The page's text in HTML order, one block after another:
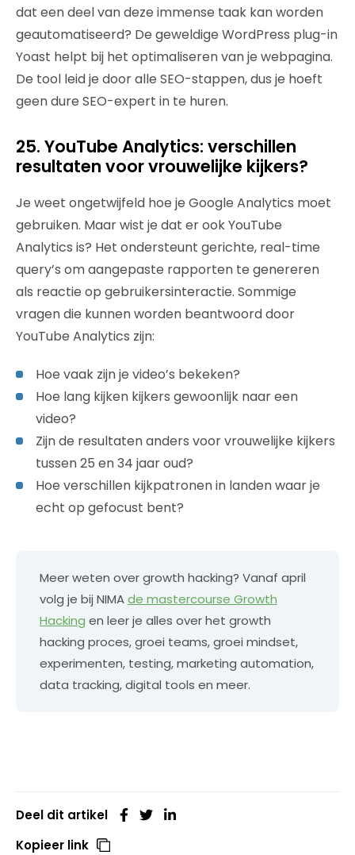
dat een deel van deze immense taak kan worden
geautomatiseerd? De geweldige WordPress plug-in
Yoast helpt bij het optimaliseren van je webpagina.
De tool leid je door alle SEO-stappen, dus je hoeft
geen dure SEO-expert in te huren.
25. YouTube Analytics: verschillen
resultaten voor vrouwelijke kijkers?
Je weet ongetwijfeld hoe je Google Analytics moet
gebruiken. Maar wist je dat er ook YouTube
Analytics is? Het ondersteunt gerichte, real-time
query’s om aangepaste rapporten te genereren
als reactie op gebruikersinteractie. Sommige
vragen die kunnen worden beantwoord door
YouTube Analytics zijn:
Hoe vaak zijn je video’s bekeken?
Hoe lang kijken kijkers gewoonlijk naar een
video?
Zijn de resultaten anders voor vrouwelijke kijkers
tussen 25 en 34 jaar oud?
Hoe verschillen kijkpatronen in landen waar je
echt op gefocust bent?
Meer weten over growth hacking? Vanaf april
volg je bij NIMAde mastercourse Growth
Hacking en leer je alles over het growth
hacking proces, groei teams, groei mindset,
experimenten, testing, marketing automation,
data tracking, digital tools en meer.
Deel dit artikel
Kopieer link